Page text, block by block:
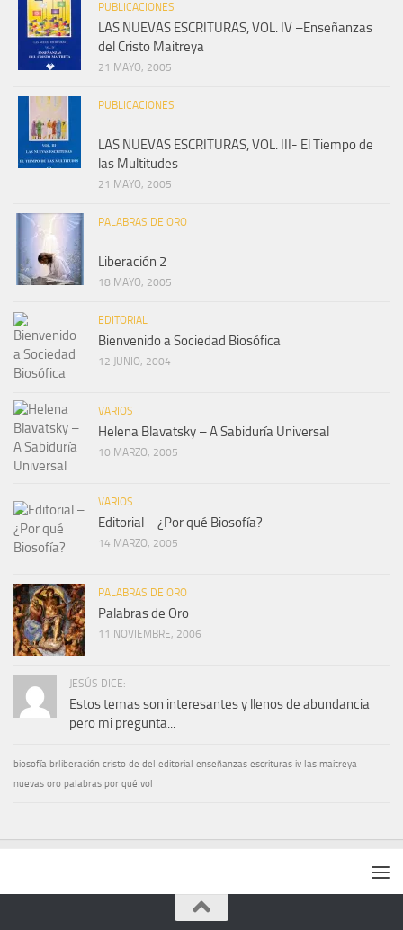
PUBLICACIONES
LAS NUEVAS ESCRITURAS, VOL. IV –Enseñanzas
del Cristo Maitreya
21 MAYO, 2005
PUBLICACIONES
LAS NUEVAS ESCRITURAS, VOL. III- El Tiempo de
las Multitudes
21 MAYO, 2005
PALABRAS DE ORO
Liberación 2
18 MAYO, 2005
EDITORIAL
Bienvenido a Sociedad Biosófica
12 JUNIO, 2004
VARIOS
Helena Blavatsky – A Sabiduría Universal
10 MARZO, 2005
VARIOS
Editorial – ¿Por qué Biosofía?
14 MARZO, 2005
PALABRAS DE ORO
Palabras de Oro
11 NOVIEMBRE, 2006
JESÚS DICE:
Estos temas son interesantes y llenos de abundancia
pero mi pregunta...
biosofía brliberación cristo de del editorial enseñanzas escrituras iv las maitreya
nuevas oro palabras por qué vol